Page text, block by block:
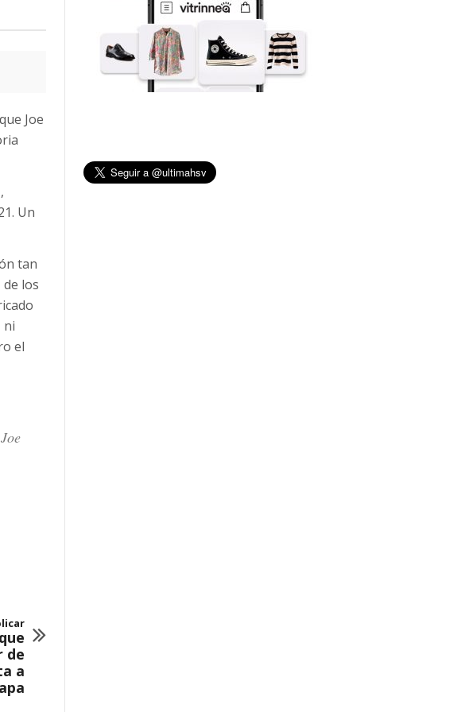
Joe
Un
tan
los
ni
el
de
a